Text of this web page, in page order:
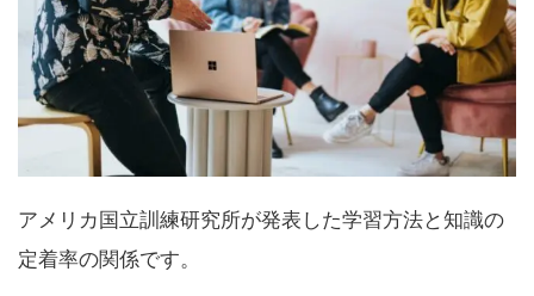
アメリカ国立訓練研究所が発表した学習方法と知識の
定着率の関係です。